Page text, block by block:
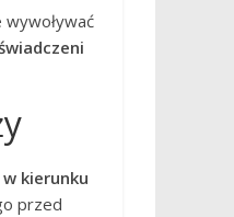
kierunku
przed